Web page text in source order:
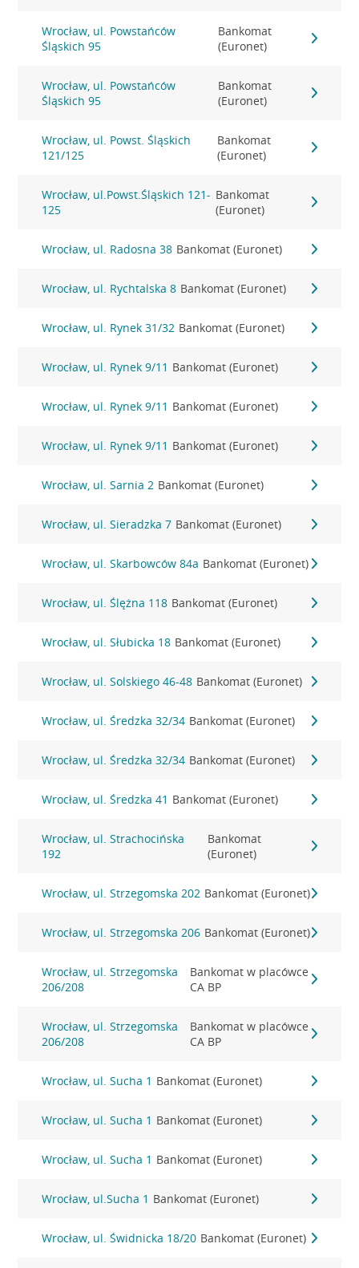
Wrocław, ul. Powstańców
Śląskich 95
Bankomat
(Euronet)
Wrocław, ul. Powstańców
Śląskich 95
Bankomat
(Euronet)
Wrocław, ul. Powst. Śląskich
121/125
Bankomat
(Euronet)
Wrocław, ul.Powst.Śląskich 121-
125
Bankomat
(Euronet)
Wrocław, ul. Radosna 38 Bankomat (Euronet)
Wrocław, ul. Rychtalska 8 Bankomat (Euronet)
Wrocław, ul. Rynek 31/32 Bankomat (Euronet)
Wrocław, ul. Rynek 9/11 Bankomat (Euronet)
Wrocław, ul. Rynek 9/11 Bankomat (Euronet)
Wrocław, ul. Rynek 9/11 Bankomat (Euronet)
Wrocław, ul. Sarnia 2 Bankomat (Euronet)
Wrocław, ul. Sieradzka 7 Bankomat (Euronet)
Wrocław, ul. Skarbowców 84a Bankomat (Euronet)
Wrocław, ul. Ślężna 118 Bankomat (Euronet)
Wrocław, ul. Słubicka 18 Bankomat (Euronet)
Wrocław, ul. Solskiego 46-48 Bankomat (Euronet)
Wrocław, ul. Średzka 32/34 Bankomat (Euronet)
Wrocław, ul. Średzka 32/34 Bankomat (Euronet)
Wrocław, ul. Średzka 41 Bankomat (Euronet)
Wrocław, ul. Strachocińska
192
Bankomat
(Euronet)
Wrocław, ul. Strzegomska 202 Bankomat (Euronet)
Wrocław, ul. Strzegomska 206 Bankomat (Euronet)
Wrocław, ul. Strzegomska
206/208
Bankomat w placówce
CA BP
Wrocław, ul. Strzegomska
206/208
Bankomat w placówce
CA BP
Wrocław, ul. Sucha 1 Bankomat (Euronet)
Wrocław, ul. Sucha 1 Bankomat (Euronet)
Wrocław, ul. Sucha 1 Bankomat (Euronet)
Wrocław, ul.Sucha 1 Bankomat (Euronet)
Wrocław, ul. Świdnicka 18/20 Bankomat (Euronet)